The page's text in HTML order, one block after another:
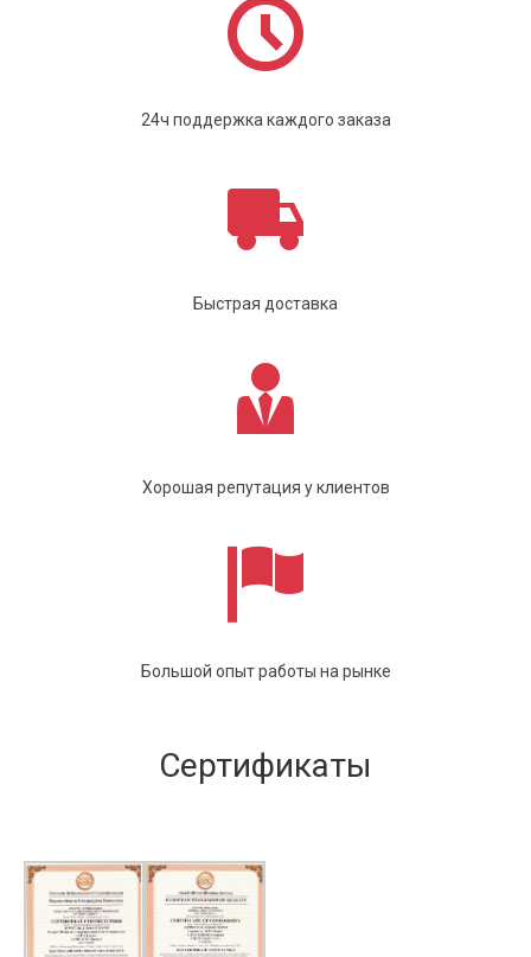
24ч поддержка каждого заказа
Быстрая доставка
Хорошая репутация у клиентов
Большой опыт работы на рынке
Сертификаты